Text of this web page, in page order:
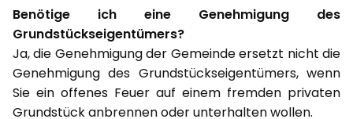
Benötige ich eine Genehmigung des
Grundstückseigentümers?
Ja, die Genehmigung der Gemeinde ersetzt nicht die
Genehmigung des Grundstückseigentümers, wenn
Sie ein offenes Feuer auf einem fremden privaten
Grundstück anbrennen oder unterhalten wollen.